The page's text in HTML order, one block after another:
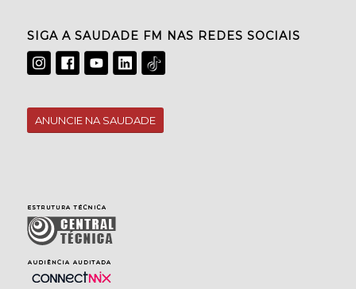
SIGA A SAUDADE FM NAS REDES SOCIAIS
ANUNCIE NA SAUDADE